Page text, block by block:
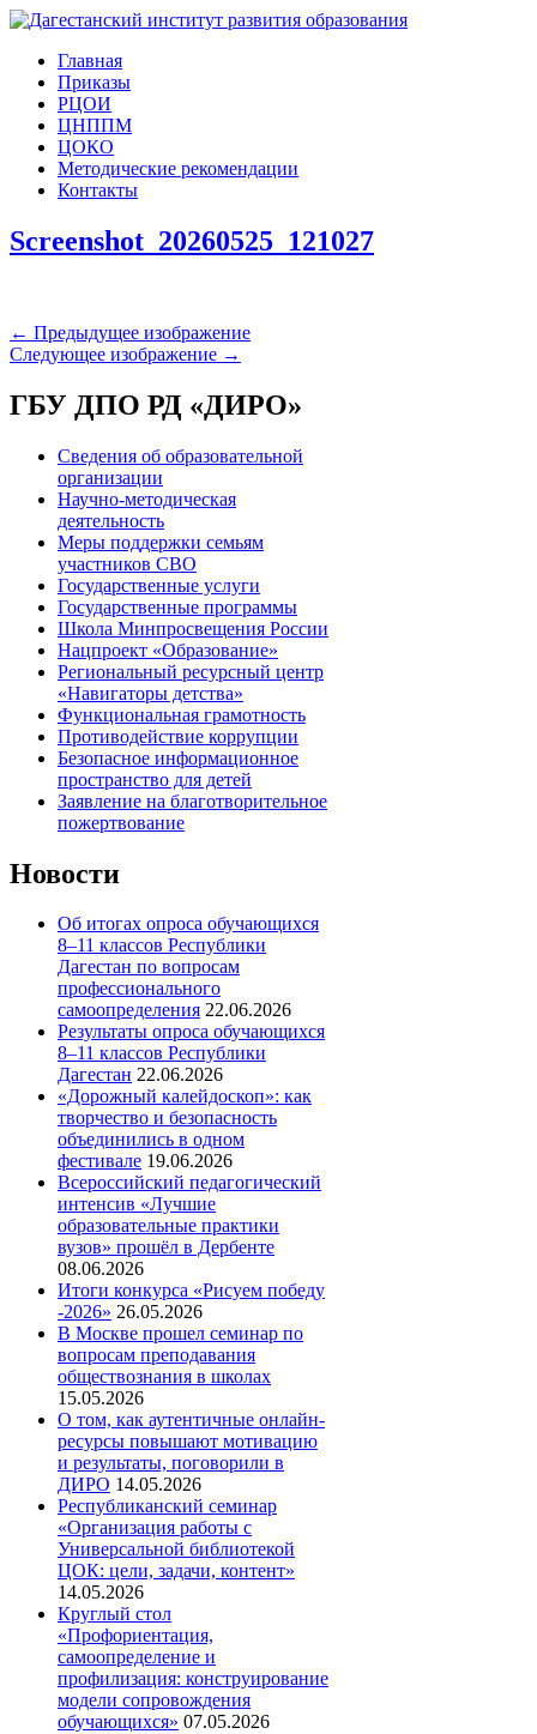
Главная
Приказы
РЦОИ
ЦНППМ
ЦОКО
Методические рекомендации
Контакты
Screenshot_20260525_121027
← Предыдущее изображение
Следующее изображение →
ГБУ ДПО РД «ДИРО»
Сведения об образовательной
организации
Научно-методическая
деятельность
Меры поддержки семьям
участников СВО
Государственные услуги
Государственные программы
Школа Минпросвещения России
Нацпроект «Образование»
Региональный ресурсный центр
«Навигаторы детства»
Функциональная грамотность
Противодействие коррупции
Безопасное информационное
пространство для детей
Заявление на благотворительное
пожертвование
Новости
Об итогах опроса обучающихся
8–11 классов Республики
Дагестан по вопросам
профессионального
самоопределения 22.06.2026
Результаты опроса обучающихся
8–11 классов Республики
Дагестан 22.06.2026
«Дорожный калейдоскоп»: как
творчество и безопасность
объединились в одном
фестивале 19.06.2026
Всероссийский педагогический
интенсив «Лучшие
образовательные практики
вузов» прошёл в Дербенте
08.06.2026
Итоги конкурса «Рисуем победу
-2026» 26.05.2026
В Москве прошел семинар по
вопросам преподавания
обществознания в школах
15.05.2026
О том, как аутентичные онлайн-
ресурсы повышают мотивацию
и результаты, поговорили в
ДИРО 14.05.2026
Республиканский семинар
«Организация работы с
Универсальной библиотекой
ЦОК: цели, задачи, контент»
14.05.2026
Круглый стол
«Профориентация,
самоопределение и
профилизация: конструирование
модели сопровождения
обучающихся» 07.05.2026